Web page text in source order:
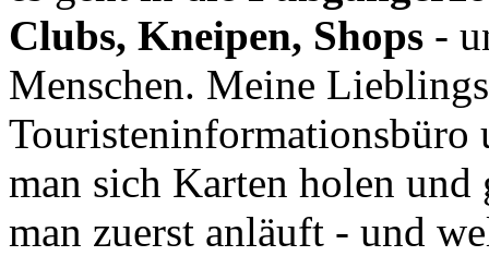
Clubs, Kneipen, Shops -
Menschen. Meine
Touristeninformationsbüro
man sich Karten holen und
man zuerst anläuft - und